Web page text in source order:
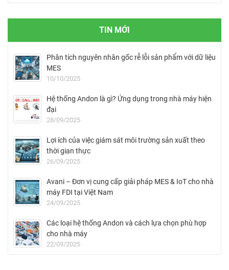
TIN MỚI
Phân tích nguyên nhân gốc rễ lỗi sản phẩm với dữ liệu
MES
10/10/2025
Hệ thống Andon là gì? Ứng dụng trong nhà máy hiện
đại
28/09/2025
Lợi ích của việc giám sát môi trường sản xuất theo
thời gian thực
26/09/2025
Avani – Đơn vị cung cấp giải pháp MES & IoT cho nhà
máy FDI tại Việt Nam
24/09/2025
Các loại hệ thống Andon và cách lựa chọn phù hợp
cho nhà máy
22/09/2025